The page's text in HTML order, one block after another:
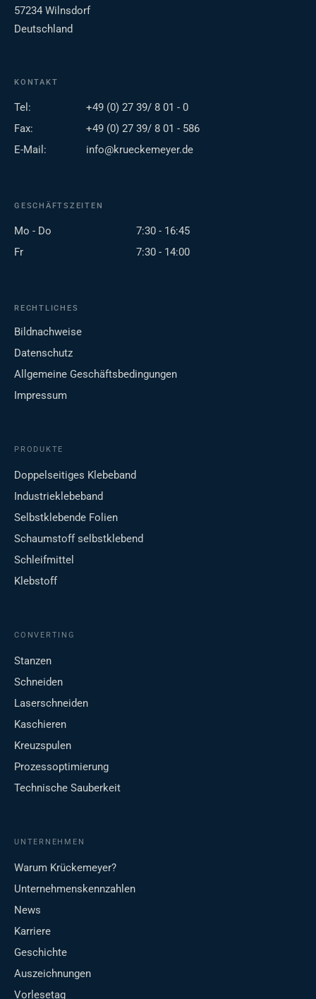
57234 Wilnsdorf
Deutschland
KONTAKT
Tel:
+49 (0) 27 39/ 8 01 - 0
Fax:
+49 (0) 27 39/ 8 01 - 586
E-Mail:
info@krueckemeyer.de
GESCHÄFTSZEITEN
Mo - Do
7:30 - 16:45
Fr
7:30 - 14:00
RECHTLICHES
Bildnachweise
Datenschutz
Allgemeine Geschäftsbedingungen
Impressum
PRODUKTE
Doppelseitiges Klebeband
Industrieklebeband
Selbstklebende Folien
Schaumstoff selbstklebend
Schleifmittel
Klebstoff
CONVERTING
Stanzen
Schneiden
Laserschneiden
Kaschieren
Kreuzspulen
Prozessoptimierung
Technische Sauberkeit
UNTERNEHMEN
Warum Krückemeyer?
Unternehmenskennzahlen
News
Karriere
Geschichte
Auszeichnungen
Vorlesetag